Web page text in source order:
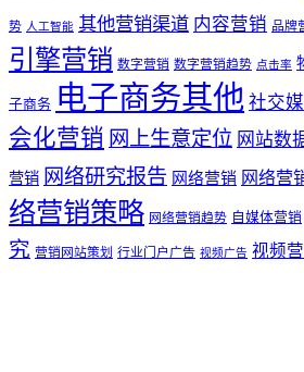
势 人工智能 其他营销渠道 内容营销 品牌
引擎营销 数字营销 数字营销趋势 点击率
子商务 电子商务其他社交
会化营销 网上生意定位 网站数
营销 网络研究报告 网络营销 网络营
络营销策略 网络营销趋势 自媒体营销
究 营销网站策划 行业门户广告 视频广告 视频